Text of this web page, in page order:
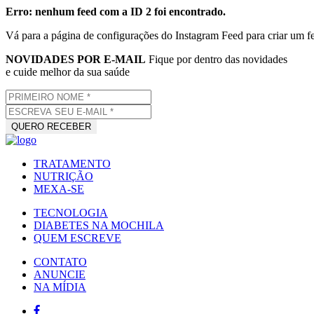
Erro: nenhum feed com a ID 2 foi encontrado.
Vá para a página de configurações do Instagram Feed para criar um
NOVIDADES POR E-MAIL Fique por dentro das novidades
e cuide melhor da sua saúde
TRATAMENTO
NUTRIÇÃO
MEXA-SE
TECNOLOGIA
DIABETES NA MOCHILA
QUEM ESCREVE
CONTATO
ANUNCIE
NA MÍDIA